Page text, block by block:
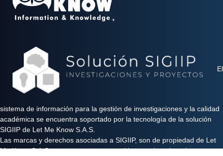
El
sistema de información para la gestión de investigaciones y la calidad
académica se encuentra soportado por la tecnología de la solución
SIGIIP de Let Me Know S.A.S.
Las marcas y derechos asociadas a SIGIIP, son de propiedad de Let
Me Know S.A.S y se encuentran protegidos por derechos de autor e